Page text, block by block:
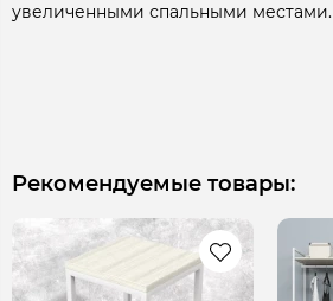
увеличенными спальными местами.
Рекомендуемые товары: